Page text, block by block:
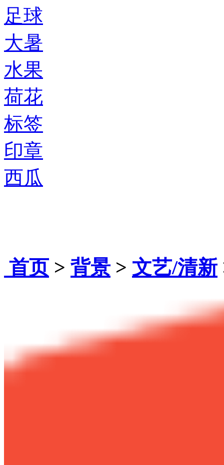
足球
大暑
水果
荷花
标签
印章
西瓜
首页> 背景 > 文艺/清新